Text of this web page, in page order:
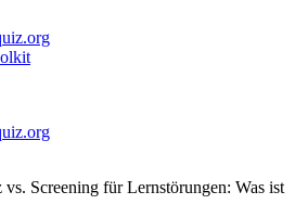
Screening für Lernstörungen: Was ist